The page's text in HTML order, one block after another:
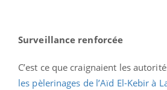
Surveillance renforcée
C’est ce que craignaient les
les pèlerinages de l’Aïd El-Kebir à